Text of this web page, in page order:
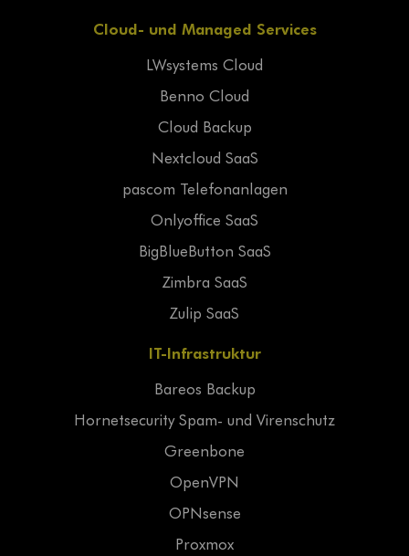
Cloud- und Managed Services
LWsystems Cloud
Benno Cloud
Cloud Backup
Nextcloud SaaS
pascom Telefonanlagen
Onlyoffice SaaS
BigBlueButton SaaS
Zimbra SaaS
Zulip SaaS
IT-Infrastruktur
Bareos Backup
Hornetsecurity Spam- und Virenschutz
Greenbone
OpenVPN
OPNsense
Proxmox